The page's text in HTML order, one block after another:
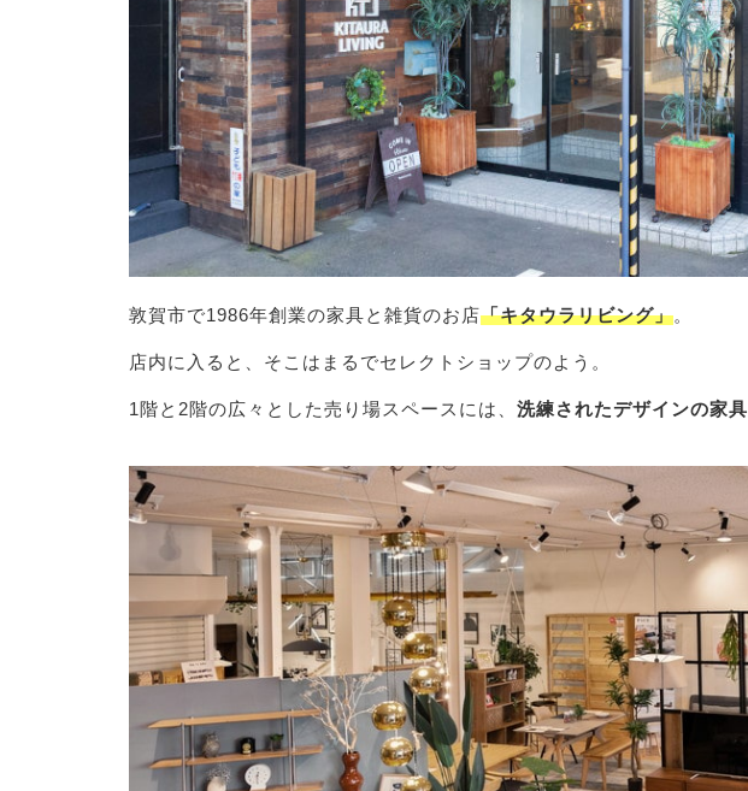
敦賀市で1986年創業の家具と雑貨のお店「キタウラリビング」。
店内に入ると、そこはまるでセレクトショップのよう。
1階と2階の広々とした売り場スペースには、 洗練されたデザインの家具